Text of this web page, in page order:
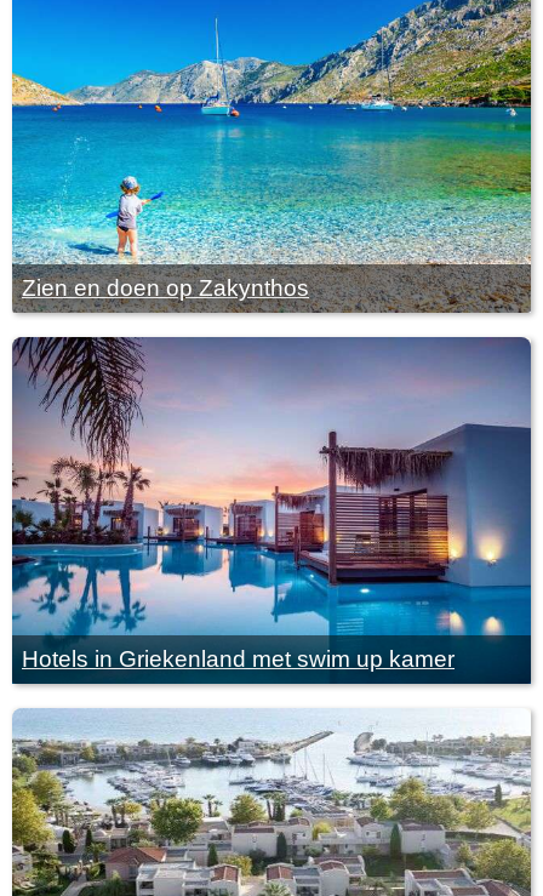
Zien en doen op Zakynthos
Hotels in Griekenland met swim up kamer